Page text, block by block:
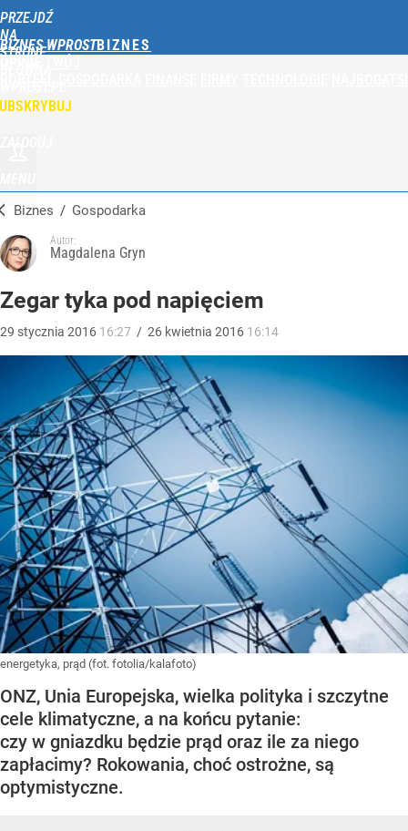
PRZEJDŹ
NA
STRONĘ
BIZNES WPROST
Biznes / Gospodarka
Autor:
Magdalena Gryn
Zegar tyka pod napięciem
29 stycznia 2016 16:27 / 26 kwietnia 2016 16:14
energetyka, prąd (fot. fotolia/kalafoto)
ONZ, Unia Europejska, wielka polityka i szczytne
cele klimatyczne, a na końcu pytanie:
czy w gniazdku będzie prąd oraz ile za niego
zapłacimy? Rokowania, choć ostrożne, są
optymistyczne.